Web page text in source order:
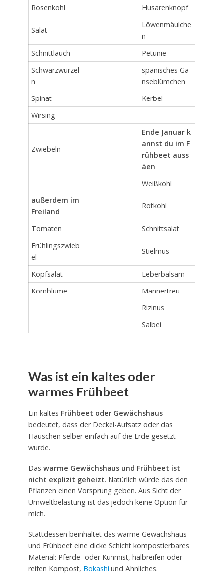
Rosenkohl
Husarenknopf
Salat
Löwenmäulche
n
Schnittlauch
Petunie
Schwarzwurzel
n
spanisches Gä
nseblümchen
Spinat
Kerbel
Wirsing
Zwiebeln
Ende Januar k
annst du im F
rühbeet auss
äen
Weißkohl
außerdem im
Freiland
Rotkohl
Tomaten
Schnittsalat
Frühlingszwieb
el
Stielmus
Kopfsalat
Leberbalsam
Kornblume
Männertreu
Rizinus
Salbei
Was ist ein kaltes oder
warmes Frühbeet
Ein kaltes Frühbeet oder Gewächshaus
bedeutet, dass der Deckel-Aufsatz oder das
Häuschen selber einfach auf die Erde gesetzt
wurde.
Das warme Gewächshaus und Frühbeet ist
nicht explizit geheizt. Natürlich würde das den
Pflanzen einen Vorsprung geben. Aus Sicht der
Umweltbelastung ist das jedoch keine Option für
mich.
Stattdessen beinhaltet das warme Gewächshaus
und Frühbeet eine dicke Schicht kompostierbares
Material: Pferde- oder Kuhmist, halbreifen oder
reifen Kompost, Bokashi und Ähnliches.